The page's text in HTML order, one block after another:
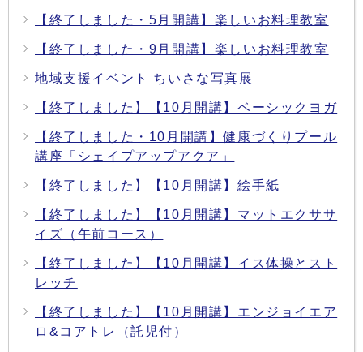
【終了しました・5月開講】楽しいお料理教室
【終了しました・9月開講】楽しいお料理教室
地域支援イベント ちいさな写真展
【終了しました】【10月開講】ベーシックヨガ
【終了しました・10月開講】健康づくりプール
講座「シェイプアップアクア」
【終了しました】【10月開講】絵手紙
【終了しました】【10月開講】マットエクササ
イズ（午前コース）
【終了しました】【10月開講】イス体操とスト
レッチ
【終了しました】【10月開講】エンジョイエア
ロ&コアトレ（託児付）